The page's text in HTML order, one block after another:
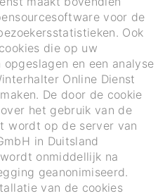
voor de
Ook
die op uw
en een analyse
Online Dienst
De door de cookie
het gebruik van de
wordt op de server van
in Duitsland
onmiddellijk na
geanonimiseerd.
van de cookies